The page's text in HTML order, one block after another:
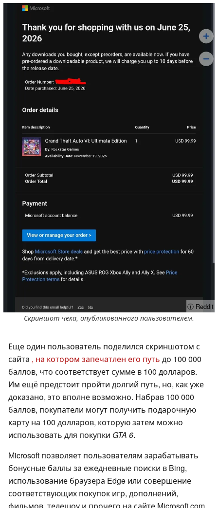
ⓘ Reddit
Скриншот чека, опубликованного пользователем.
Еще один пользователь поделился скриншотом с
сайта , на котором запечатлен его путь до 100 000
баллов, что соответствует сумме в 100 долларов.
Им ещё предстоит пройти долгий путь, но, как уже
доказано, это вполне возможно. Набрав 100 000
баллов, покупатели могут получить подарочную
карту на 100 долларов, которую затем можно
использовать для покупки GTA 6.
Microsoft позволяет пользователям зарабатывать
бонусные баллы за ежедневные поиски в Bing,
использование браузера Edge или совершение
соответствующих покупок игр, дополнений,